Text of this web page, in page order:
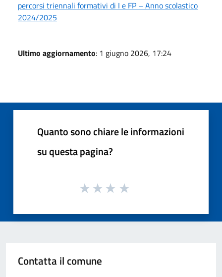
percorsi triennali formativi di I e FP – Anno scolastico
2024/2025
Ultimo aggiornamento: 1 giugno 2026, 17:24
Quanto sono chiare le informazioni
su questa pagina?
Contatta il comune